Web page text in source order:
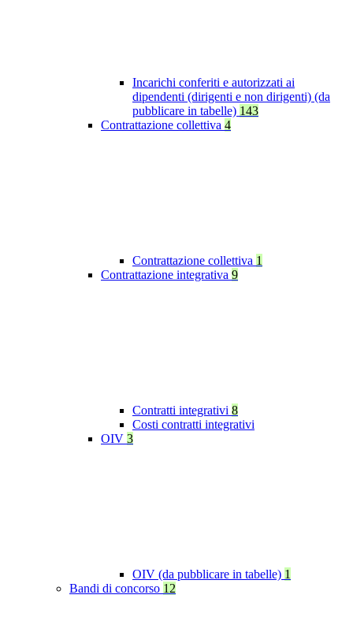
Incarichi conferiti e autorizzati ai
dipendenti (dirigenti e non dirigenti) (da
pubblicare in tabelle) 143
Contrattazione collettiva 4
Contrattazione collettiva 1
Contrattazione integrativa 9
Contratti integrativi 8
Costi contratti integrativi
OIV 3
OIV (da pubblicare in tabelle) 1
Bandi di concorso 12